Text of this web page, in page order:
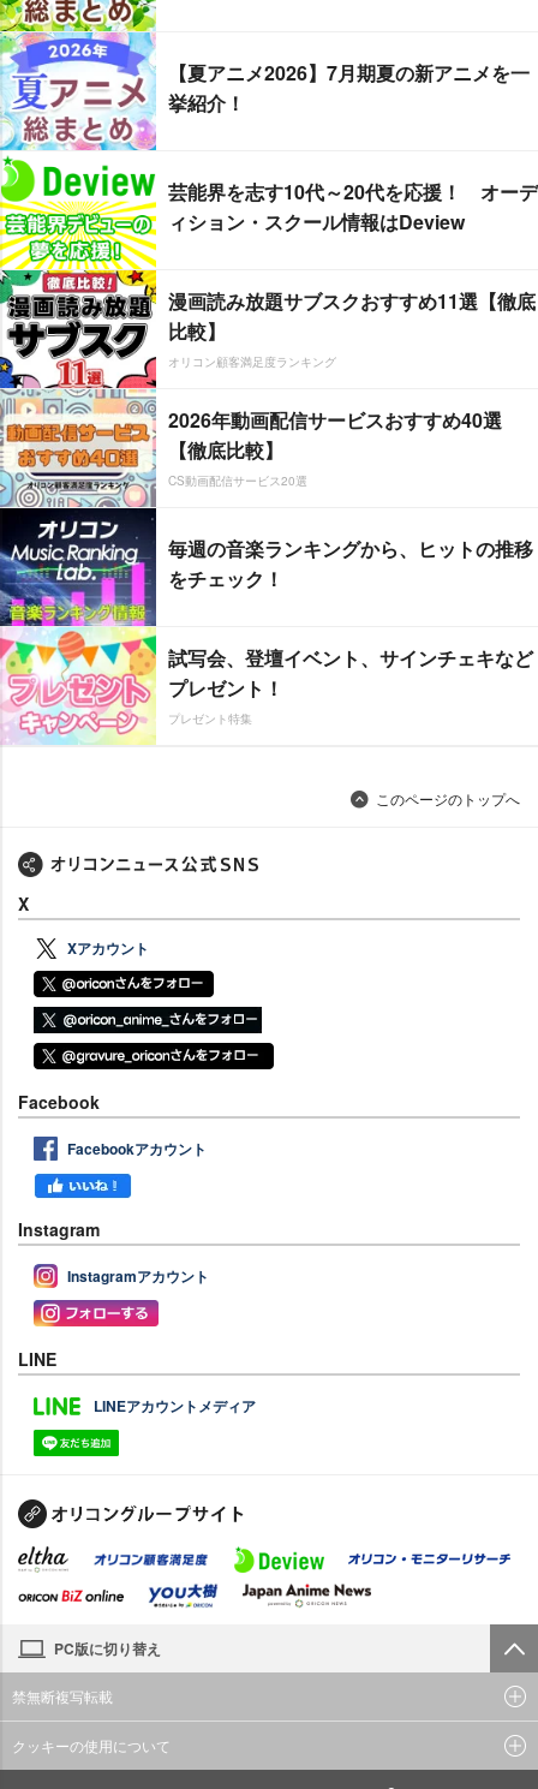
【夏アニメ2026】7月期夏の新アニメを一
挙紹介！
芸能界を志す10代～20代を応援！ オーデ
ィション・スクール情報はDeview
漫画読み放題サブスクおすすめ11選【徹底
比較】
オリコン顧客満足度ランキング
2026年動画配信サービスおすすめ40選
【徹底比較】
CS動画配信サービス20選
毎週の音楽ランキングから、ヒットの推移
をチェック！
試写会、登壇イベント、サインチェキなど
プレゼント！
プレゼント特集
このページのトップへ
X
Xアカウント
Facebook
Facebookアカウント
Instagram
Instagramアカウント
LINE
LINEアカウントメディア
PC版に切り替え
禁無断複写転載
クッキーの使用について